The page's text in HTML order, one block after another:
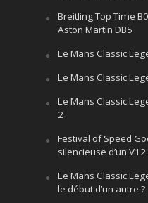
Breitling Top Time
Aston Martin DB5
Le Mans Classic
Le Mans Classic
Le Mans Classic
2
Festival of Speed
silencieuse d’un
Le Mans Classic
le début d’un autre ?